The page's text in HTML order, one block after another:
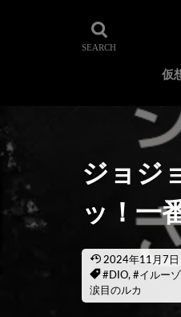
仮
ジョジ
ッ！一
2024年11月7日
#DIO, #イルー
涙目のルカ